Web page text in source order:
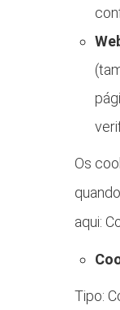
Os
aqui:
Tipo: